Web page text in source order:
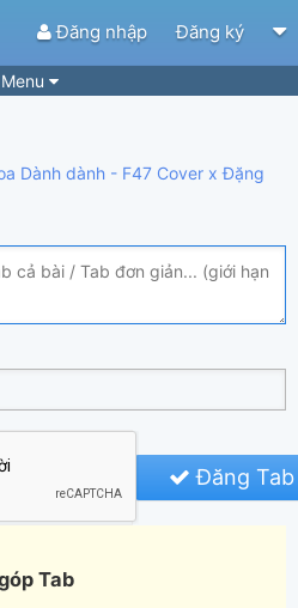
Đăng nhập Đăng ký
Menu
Hợp âm
Tải ứng dụng
Dành dành - F47 Cover x Đặng
Đăng
Tab